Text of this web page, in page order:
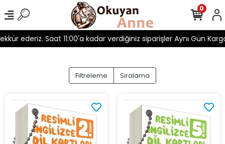
Saat 11:00'a kadar verdiğiniz siparişler Aynı Gün Kargo!
0
Filtreleme Sıralama